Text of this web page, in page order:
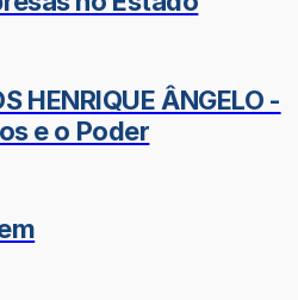
HENRIQUE ÂNGELO -
e o Poder